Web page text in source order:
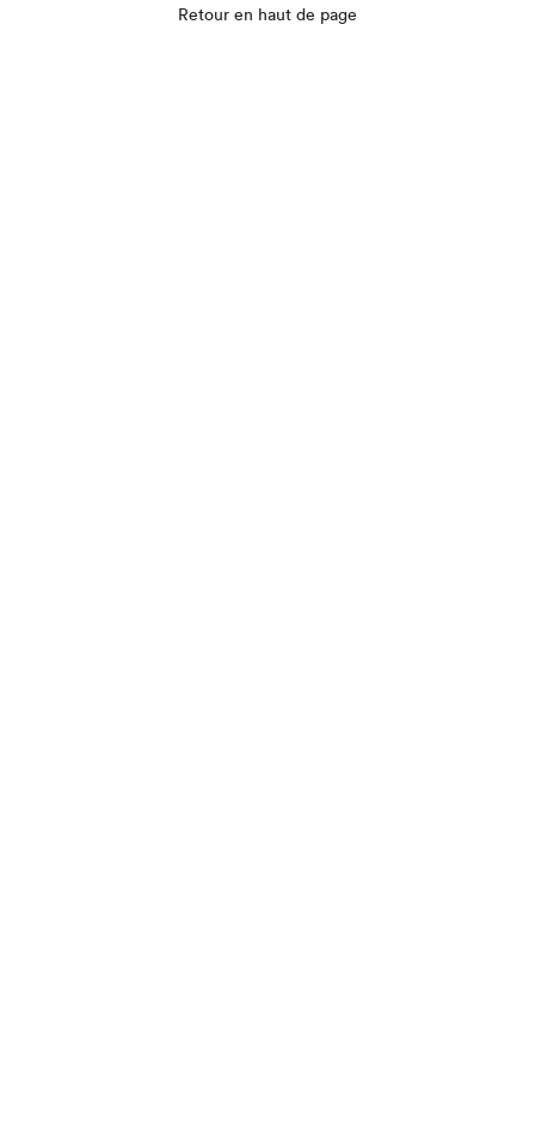
Que cherchez-vous?
Retour en haut de page